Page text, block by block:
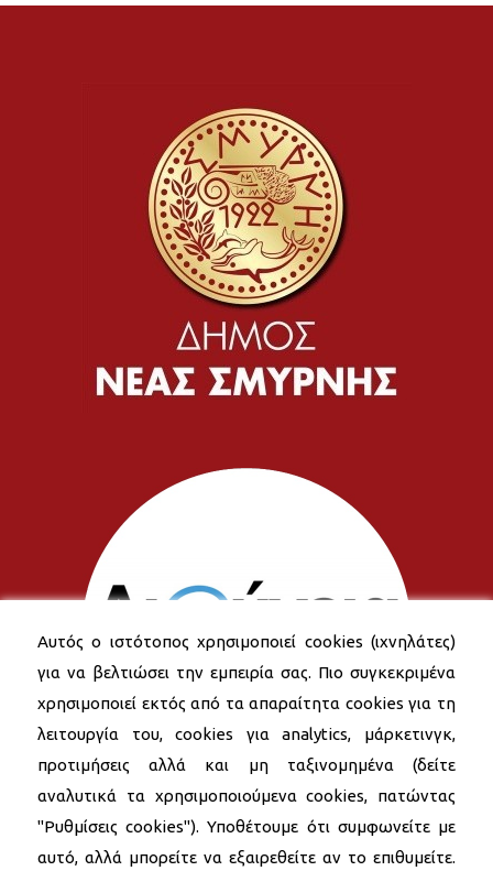
Αυτός ο ιστότοπος χρησιμοποιεί cookies (ιχνηλάτες)
για να βελτιώσει την εμπειρία σας. Πιο συγκεκριμένα
χρησιμοποιεί εκτός από τα απαραίτητα cookies για τη
λειτουργία του, cookies για analytics, μάρκετινγκ,
προτιμήσεις αλλά και μη ταξινομημένα (δείτε
αναλυτικά τα χρησιμοποιούμενα cookies, πατώντας
"Ρυθμίσεις cookies"). Υποθέτουμε ότι συμφωνείτε με
αυτό, αλλά μπορείτε να εξαιρεθείτε αν το επιθυμείτε.